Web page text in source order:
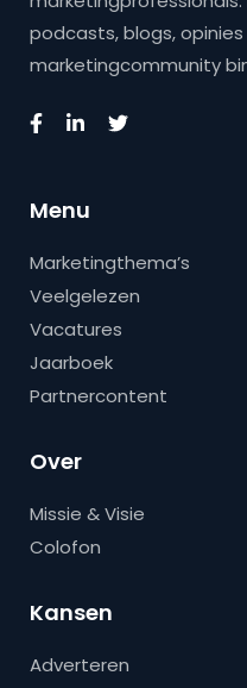
podcasts, blogs,
marketingcommunity
Menu
Marketingthema’s
Veelgelezen
Vacatures
Jaarboek
Partnercontent
Over
Missie & Visie
Colofon
Kansen
Adverteren